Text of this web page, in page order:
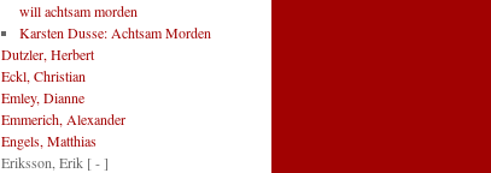
will achtsam morden
Karsten Dusse: Achtsam Morden
Dutzler, Herbert
Eckl, Christian
Emley, Dianne
Emmerich, Alexander
Engels, Matthias
Eriksson, Erik [ - ]